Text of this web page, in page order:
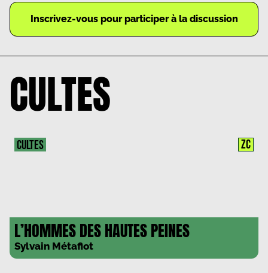
Inscrivez-vous pour participer à la discussion
CULTES
L’HOMMES DES HAUTES PEINES
Sylvain Métafiot
CULTES ZC